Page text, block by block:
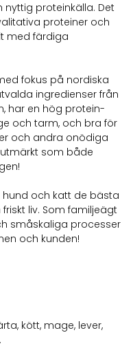
nyttig proteinkälla. Det
proteiner och
med färdiga
fokus på nordiska
ingredienser från
har en hög protein-
och tarm, och bra för
och andra onödiga
som både
och katt de bästa
liv. Som familjeägt
småskaliga processer
och kunden!
kött, mage, lever,